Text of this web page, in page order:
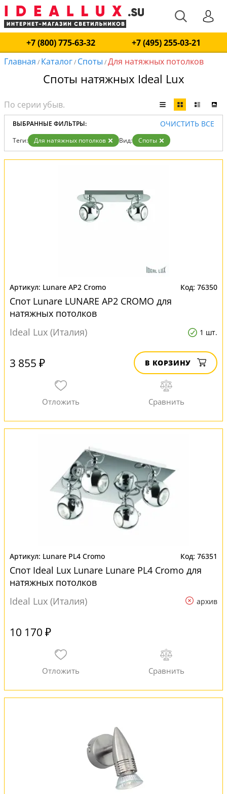
+7 (800) 775-63-32
+7 (495) 255-03-21
Главная / Каталог/ Споты /Для натяжных потолков
Споты натяжных Ideal Lux
ВЫБРАННЫЕ ФИЛЬТРЫ: ОЧИСТИТЬ ВСЕ
Теги: Для натяжных потолков Вид: Споты
Lunare AP2 Cromo 76350
Спот Lunare LUNARE AP2 CROMO для
натяжных потолков
Ideal Lux (Италия)
1 шт.
3 855 ₽ В КОРЗИНУ
Lunare PL4 Cromo 76351
Спот Ideal Lux Lunare Lunare PL4 Cromo для
натяжных потолков
Ideal Lux (Италия)
архив
10 170 ₽